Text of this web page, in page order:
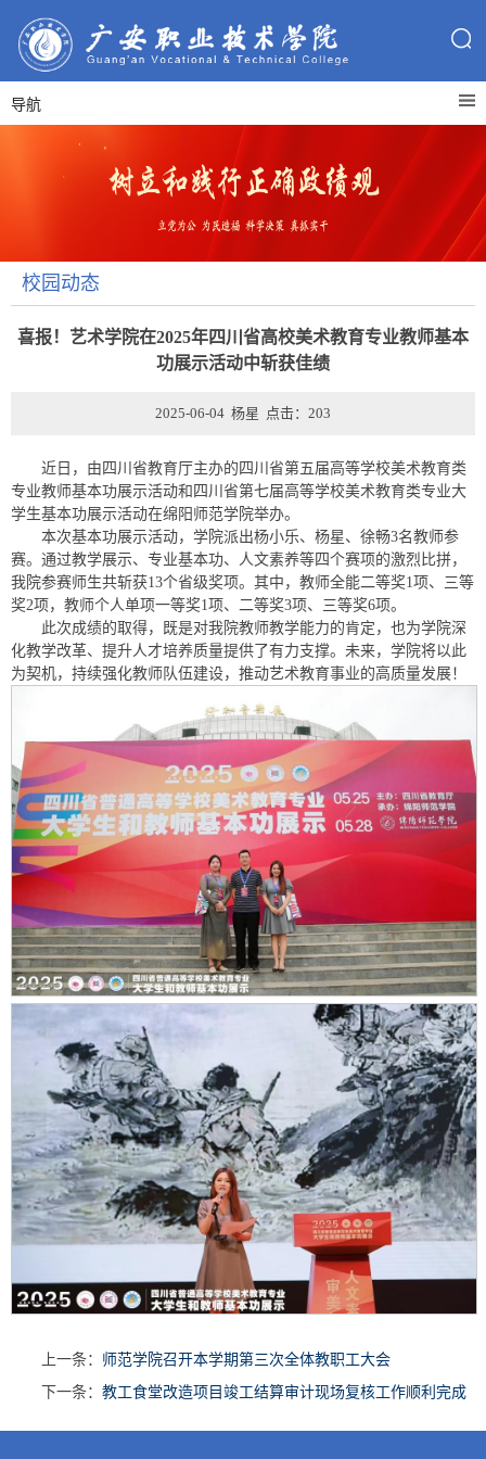
导航
校园动态
喜报！艺术学院在2025年四川省高校美术教育专业教师基本
功展示活动中斩获佳绩
2025-06-04 杨星 点击： 203
近日，由四川省教育厅主办的四川省第五届高等学校美术教育类
专业教师基本功展示活动和四川省第七届高等学校美术教育类专业大
学生基本功展示活动在绵阳师范学院举办。
本次基本功展示活动，学院派出杨小乐、杨星、徐畅3名教师参
赛。通过教学展示、专业基本功、人文素养等四个赛项的激烈比拼，
我院参赛师生共斩获13个省级奖项。其中，教师全能二等奖1项、三等
奖2项，教师个人单项一等奖1项、二等奖3项、三等奖6项。
此次成绩的取得，既是对我院教师教学能力的肯定，也为学院深
化教学改革、提升人才培养质量提供了有力支撑。未来，学院将以此
为契机，持续强化教师队伍建设，推动艺术教育事业的高质量发展！
上一条： 师范学院召开本学期第三次全体教职工大会
下一条： 教工食堂改造项目竣工结算审计现场复核工作顺利完成